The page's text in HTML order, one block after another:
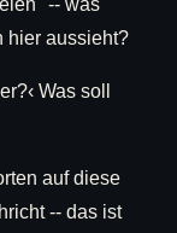
hier aussieht?
Was soll
auf diese
-- das ist